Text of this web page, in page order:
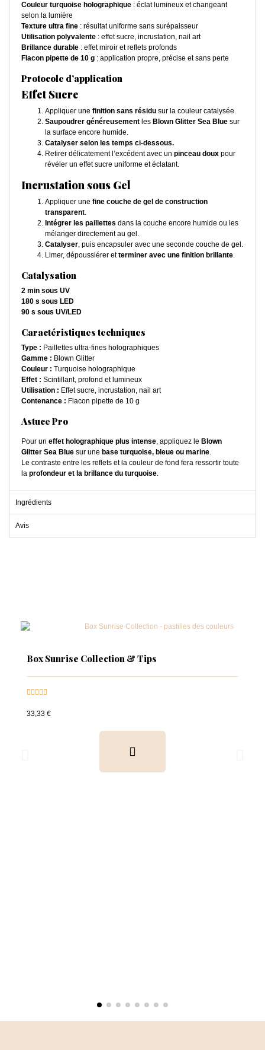
Couleur turquoise holographique : éclat lumineux et changeant
selon la lumière
Texture ultra fine : résultat uniforme sans surépaisseur
Utilisation polyvalente : effet sucre, incrustation, nail art
Brillance durable : effet miroir et reflets profonds
Flacon pipette de 10 g : application propre, précise et sans perte
Protocole d’application
Effet Sucre
Appliquer une finition sans résidu sur la couleur catalysée.
Saupoudrer généreusement les Blown Glitter Sea Blue sur
la surface encore humide.
Catalyser selon les temps ci-dessous.
Retirer délicatement l’excédent avec un pinceau doux pour
révéler un effet sucre uniforme et éclatant.
Incrustation sous Gel
Appliquer une fine couche de gel de construction
transparent.
Intégrer les paillettes dans la couche encore humide ou les
mélanger directement au gel.
Catalyser, puis encapsuler avec une seconde couche de gel.
Limer, dépoussiérer etterminer avec une finition brillante.
Catalysation
2 min sous UV
180 s sous LED
90 s sous UV/LED
Caractéristiques techniques
Type : Paillettes ultra-fines holographiques
Gamme : Blown Glitter
Couleur : Turquoise holographique
Effet : Scintillant, profond et lumineux
Utilisation : Effet sucre, incrustation, nail art
Contenance : Flacon pipette de 10 g
Astuce Pro
Pour un effet holographique plus intense, appliquez le Blown
Glitter Sea Blue sur une base turquoise, bleue ou marine.
Le contraste entre les reflets et la couleur de fond fera ressortir toute
la profondeur et la brillance du turquoise.
Ingrédients
Avis
Box Sunrise Collection & Tips

33,33 €